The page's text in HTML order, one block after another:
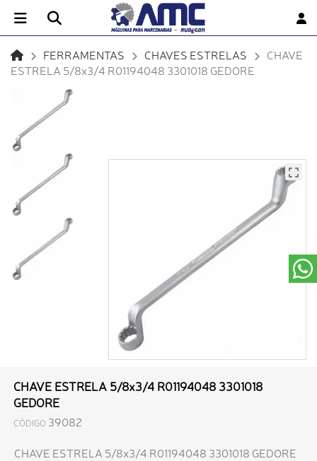
FERRAMENTAS CHAVES ESTRELAS
CHAVE
ESTRELA 5/8x3/4 R01194048 3301018 GEDORE
CHAVE ESTRELA 5/8x3/4 R01194048 3301018
GEDORE
CÓDIGO 39082
CHAVE ESTRELA 5/8x3/4 R01194048 3301018 GEDORE